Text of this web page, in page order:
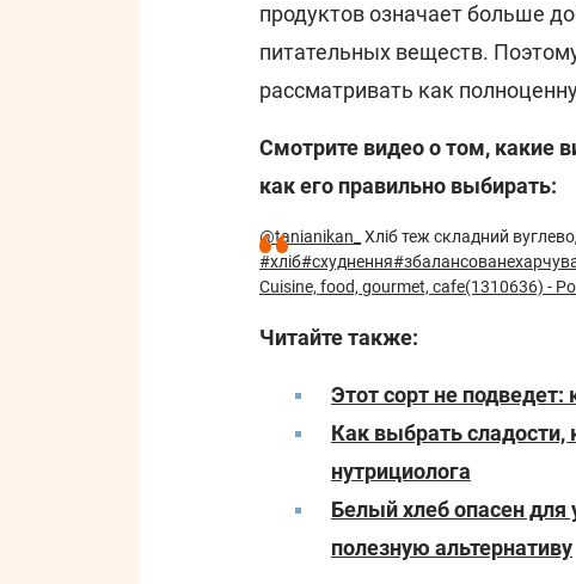
продуктов означает больше
питательных веществ.
рассматривать как
Смотрите видео о том, какие
как его правильно выбирать:
@tanianikan_
Хліб теж складний
#хліб#схуднення
Cuisine, food, gourmet, cafe(1310636) -
Читайте также:
Этот сорт не
Как выбрать сладости,
нутрициолога
Белый хлеб опасен для
полезную альтернативу